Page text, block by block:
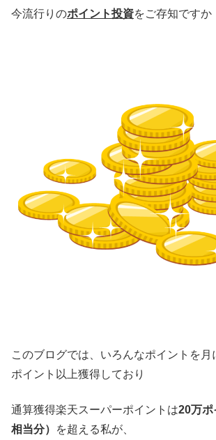
今流行りのポイント投資をご存知ですか
このブログでは、いろんなポイントを月
ポイント以上獲得しており
通算獲得楽天スーパーポイントは20万ポ
相当分）
を超える私が、